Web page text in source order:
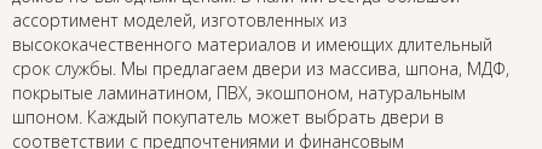
ассортимент моделей, изготовленных из
высококачественного материалов и имеющих длительный
срок службы. Мы предлагаем двери из массива, шпона, МДФ,
покрытые ламинатином, ПВХ, экошпоном, натуральным
шпоном. Каждый покупатель может выбрать двери в
соответствии с предпочтениями и финансовым